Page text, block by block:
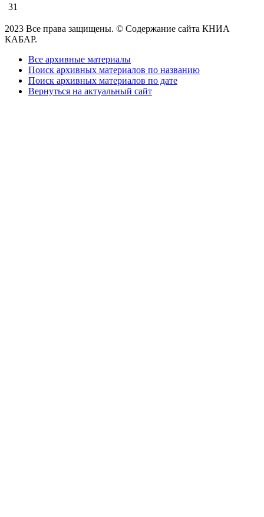
31
2023 Все права защищены. © Содержание сайта КНИА
КАБАР.
Все архивные материалы
Поиск архивных материалов по названию
Поиск архивных материалов по дате
Вернуться на актуальный сайт